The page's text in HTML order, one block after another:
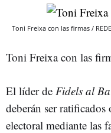
Toni Freixa con las firmas /
Toni Freixa con las
El líder de Fidels al
deberán ser
electoral mediante las